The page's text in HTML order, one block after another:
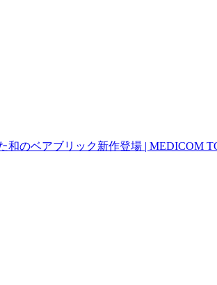
和のベアブリック新作登場 | MEDICOM